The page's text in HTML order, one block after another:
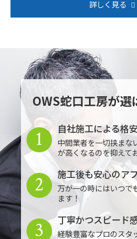
詳しく見る
OWS蛇口工房が選
自社施工による格
中間業者を一切挟まな
が高くなるのを抑えて
1
施工後も安心のア
万が一の時にはいつで
ます！
2
丁寧かつスピード
経験豊富なプロのスタ
3